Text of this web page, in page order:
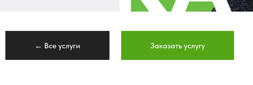
← Все услуги Заказать услугу